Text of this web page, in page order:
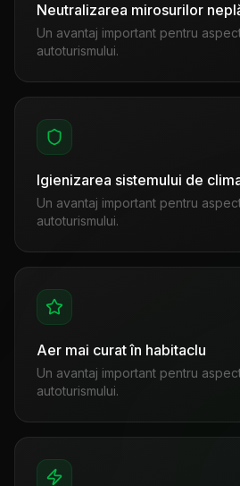
Neutralizarea mirosurilor
Un avantaj important pentru
autoturismului.
Igienizarea sistemului de
Un avantaj important pentru
autoturismului.
Aer mai curat în habitaclu
Un avantaj important pentru
autoturismului.